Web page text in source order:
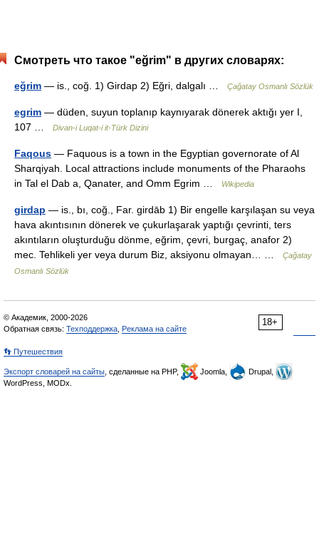
Смотреть что такое "eğrim" в других словарях:
eğrim — is., coğ. 1) Girdap 2) Eğri, dalgalı … Çağatay Osmanlı Sözlük
egrim — düden, suyun toplanıp kaynıyarak dönerek aktığı yer I,
107 …
Divan-i Luqat-i it-Türk Dizini
Faqous — Faquous is a town in the Egyptian governorate of Al
Sharqiyah. Local attractions include monuments of the Pharaohs
in Tal el Dab a, Qanater, and Omm Egrim …
Wikipedia
girdap — is., bı, coğ., Far. girdāb 1) Bir engelle karşılaşan su veya
hava akıntısının dönerek ve çukurlaşarak yaptığı çevrinti, ters
akıntıların oluşturduğu dönme, eğrim, çevri, burgaç, anafor 2)
mec. Tehlikeli yer veya durum Biz, aksiyonu olmayan… …
Çağatay
Osmanlı Sözlük
18+
© Академик, 2000-2026
Обратная связь: Техподдержка Реклама на сайте
👣 Путешествия
Экспорт словарей на сайты , сделанные на PHP, Joomla,
Drupal,
WordPress, MODx.